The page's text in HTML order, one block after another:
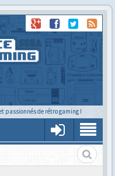
passionnés de rétro gaming !